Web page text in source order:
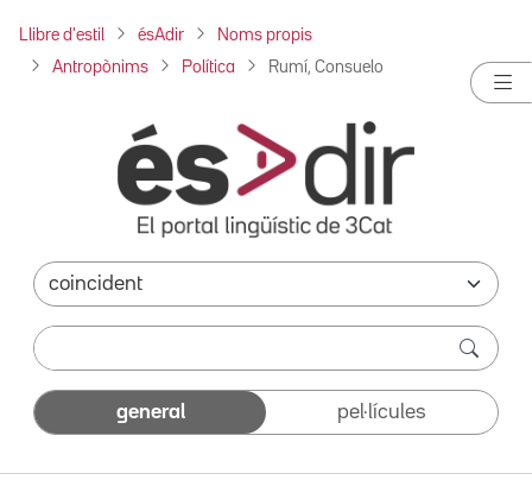
Llibre d'estil ésAdir Noms propis
Antropònims Política Rumí, Consuelo
general pel·lícules